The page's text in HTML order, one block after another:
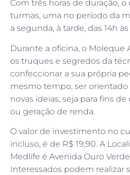
Com três horas de duração, o
turmas, uma no período da
a segunda, à tarde, das 14h às
Durante a oficina, o Moleque
os truques e segredos da
confeccionar a sua própria
mesmo tempo, ser orientado
novas ideias, seja para fins
ou geração de renda.
O valor de investimento no
incluso, é de R$ 19,90. A
Medlife é Avenida Ouro
Interessados podem realizar